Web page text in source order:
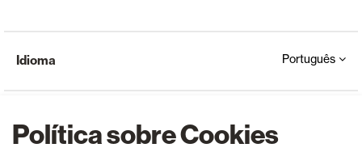
Política sobre Cookies
Idioma Português